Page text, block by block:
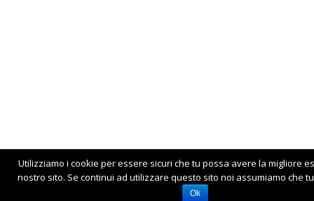
Utilizziamo i cookie per essere sicuri che tu possa avere la migliore
nostro sito. Se continui ad utilizzare questo sito noi assumiamo che
Ok